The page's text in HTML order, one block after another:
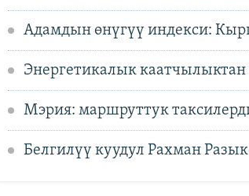
Адамдын өнүгүү индекси:
Энергетикалык
Мэрия: маршруттук
Белгилүү куудул Рахман